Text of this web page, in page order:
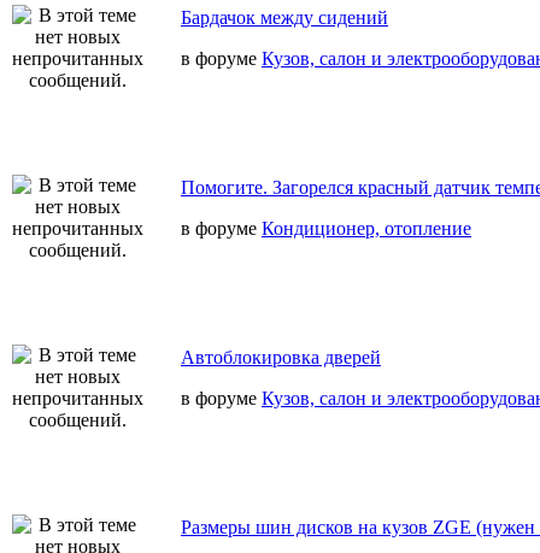
Бардачок между сидений
в форуме Кузов, салон и
Помогите. Загорелся красный датчик
в форуме Кондиционер, отопление
Автоблокировка дверей
в форуме Кузов, салон и
Размеры шин дисков на кузов ZGE (нужен